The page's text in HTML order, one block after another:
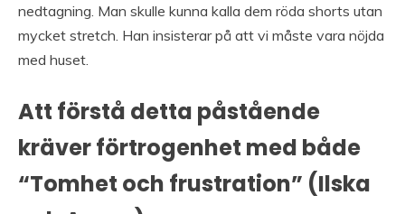
nedtagning. Man skulle kunna kalla dem röda shorts utan
mycket stretch. Han insisterar på att vi måste vara nöjda
med huset.
Att förstå detta påstående
kräver förtrogenhet med både
“Tomhet och frustration” (Ilska